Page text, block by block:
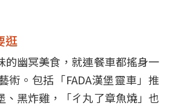
逛
的幽冥美食，就連餐車都搖身一
術。包括「FADA漢堡靈車」推
、黑炸雞，「ㄔ丸了章魚燒」也